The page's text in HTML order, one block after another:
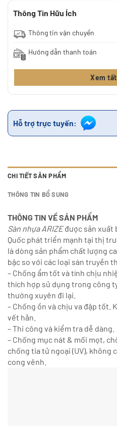
Thông Tin Hữu Ích
Thông tin vận chuyển
Hướng dẫn thanh toán
Xem
Hỗ trợ trực tuyến:
CHI TIẾT SẢN PHẨM
THÔNG TIN BỔ SUNG
THÔNG TIN VỀ SẢN PHẨM
Sàn nhựa ARIZEđược sản xuất
Quốc phát triển mạnh tại thị
là dòng sản phẩm chất lượng
bậc so với các loại sàn truyền
– Chống ẩm tốt và tính chịu
thích hợp sử dụng trong công
thường xuyên đi lại.
– Chống ồn và chịu va đập tốt.
vết hằn.
– Thi công và kiểm tra dễ dàng.
– Chống mục nát & mối mọt,
chống tia tử ngoại (UV), không
cong vênh.